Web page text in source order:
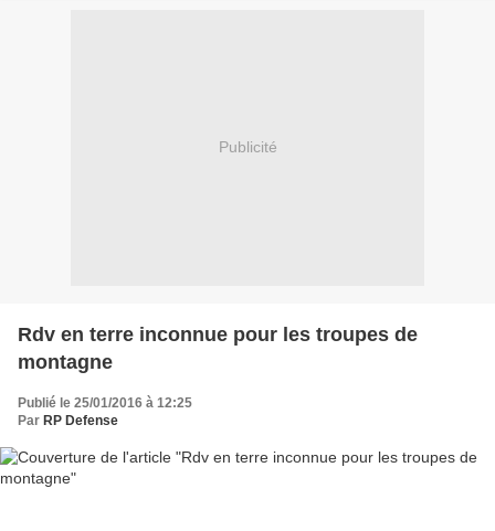
Publicité
Rdv en terre inconnue pour les troupes de
montagne
Publié le 25/01/2016 à 12:25
Par RP Defense